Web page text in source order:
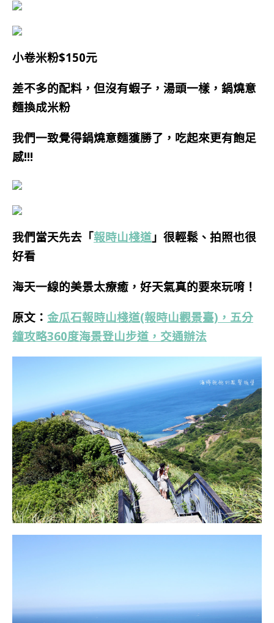
小卷米粉$150元
差不多的配料，但沒有蝦子，湯頭一樣，鍋燒意
麵換成米粉
我們一致覺得鍋燒意麵獲勝了，吃起來更有飽足
感!!!
我們當天先去 「報時山棧道 」很輕鬆、拍照也很
好看
海天一線的美景太療癒，好天氣真的要來玩唷 ！
原文： 金瓜石報時山棧道(報時山觀景臺)，五分
鐘攻略360度海景登山步道，交通辦法